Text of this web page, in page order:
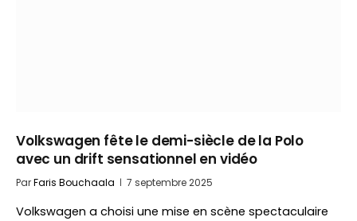
Volkswagen fête le demi-siècle de la Polo
avec un drift sensationnel en vidéo
ParFaris Bouchaala 7 septembre 2025
Volkswagen a choisi une mise en scène spectaculaire